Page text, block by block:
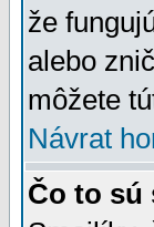
že
alebo
môžete
Návrat
Čo to sú